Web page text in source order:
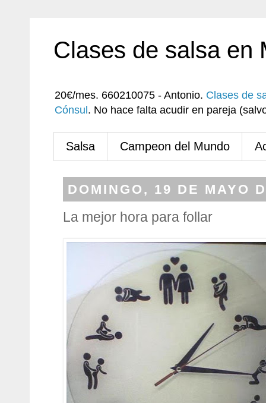
Clases de salsa en
20€/mes. 660210075 - Antonio. Clases de
Cónsul . No hace falta acudir en pareja
Salsa Campeon del Mundo
DOMINGO, 19 DE MAYO
La mejor hora para follar